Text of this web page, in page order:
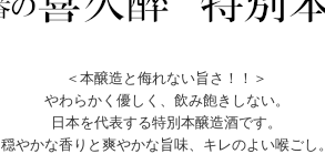
＜本醸造と侮れない旨さ！！＞
やわらかく優しく、飲み飽きしない。
日本を代表する特別本醸造酒です。
穏やかな香りと爽やかな旨味、キレのよい喉ごし。